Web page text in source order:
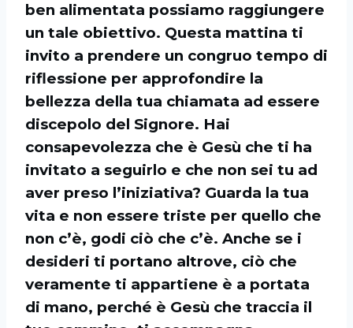
ben alimentata possiamo raggiungere
un tale obiettivo. Questa mattina ti
invito a prendere un congruo tempo di
riflessione per approfondire la
bellezza della tua chiamata ad essere
discepolo del Signore. Hai
consapevolezza che è Gesù che ti ha
invitato a seguirlo e che non sei tu ad
aver preso l’iniziativa? Guarda la tua
vita e non essere triste per quello che
non c’è, godi ciò che c’è. Anche se i
desideri ti portano altrove, ciò che
veramente ti appartiene è a portata
di mano, perché è Gesù che traccia il